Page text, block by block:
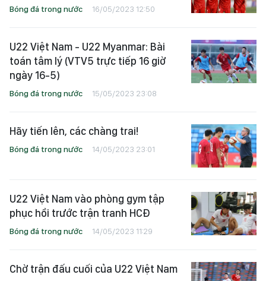
Bóng đá trong nước 16/05/2023 12:50
U22 Việt Nam - U22 Myanmar: Bài
toán tâm lý (VTV5 trực tiếp 16 giờ
ngày 16-5)
Bóng đá trong nước 15/05/2023 23:08
Hãy tiến lên, các chàng trai!
Bóng đá trong nước 14/05/2023 23:01
U22 Việt Nam vào phòng gym tập
phục hồi trước trận tranh HCĐ
Bóng đá trong nước 14/05/2023 11:29
Chờ trận đấu cuối của U22 Việt Nam